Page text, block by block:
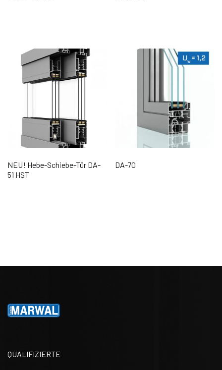
NEU! Hebe-Schiebe-Tür DA-
51 HST
DA-70
QUALIFIZIERTE